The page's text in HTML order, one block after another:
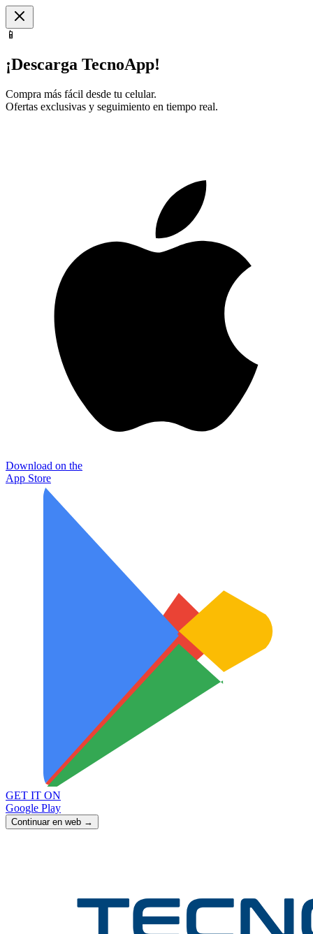
📱
¡Descarga TecnoApp!
Compra más fácil desde tu celular.
Ofertas exclusivas y seguimiento en tiempo real.
Download on the
App Store
GET IT ON
Google Play
Continuar en web →